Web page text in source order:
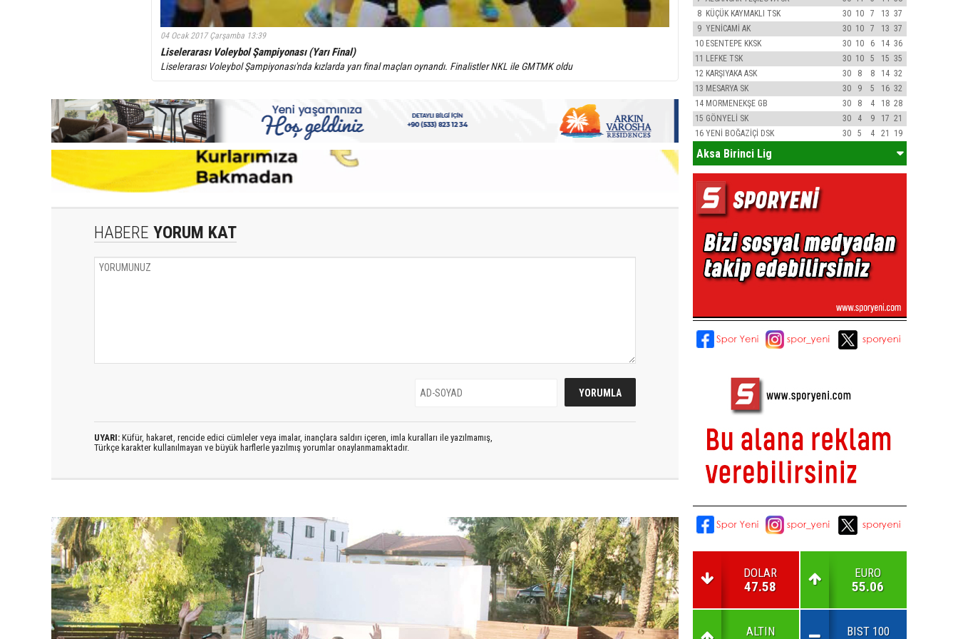
04 Ocak 2017 Çarşamba 13:39
Liselerarası Voleybol Şampiyonası (Yarı Final)
Liselerarası Voleybol Şampiyonası'nda kızlarda yarı final maçları oynandı. Finalistler NKL ile GMTMK oldu
HABERE YORUM KAT
UYARI: Küfür, hakaret, rencide edici cümleler veya imalar, inançlara saldırı içeren, imla kuralları ile yazılmamış,
Türkçe karakter kullanılmayan ve büyük harflerle yazılmış yorumlar onaylanmamaktadır.
8 KÜÇÜK KAYMAKLI TSK 30 10 7 13 37
9 YENİCAMİ AK 30 10 7 13 37
10 ESENTEPE KKSK 30 10 6 14 36
11 LEFKE TSK 30 10 5 15 35
12 KARŞIYAKA ASK 30 8 8 14 32
13 MESARYA SK 30 9 5 16 32
14 MORMENEKŞE GB 30 8 4 18 28
15 GÖNYELİ SK 30 4 9 17 21
16 YENİ BOĞAZİÇİ DSK 30 5 4 21 19
Aksa Birinci Lig
DOLAR
47.58
EURO
55.06
ALTIN BIST 100